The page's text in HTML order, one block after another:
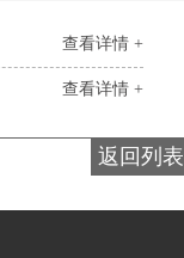
查看详情 +
查看详情 +
返回列表